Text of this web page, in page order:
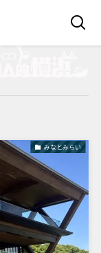
みなとみらい